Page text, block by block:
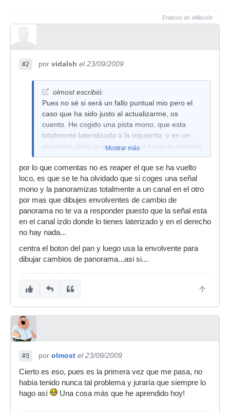
Enlaces de afiliación
#2 por vidalsh el 23/09/2009
olmost escribió:
Pues no sé si será un fallo puntual mio pero el
caso que ha sido justo al actualizarme, os
cuento. He cogido una pista mono, que esta
totalmente lateralizada a la izquierda, y en un
momento dado quiero que vaya hacia la derecha
progresivamente, pues bien doy a la
automatización y selecciono el pan y la armo, y
pongo el modo read. Dibujo mi automatización, y
cuando escucho la señal no pasa al canal
derecho, simplemente va faltando potencia del
canal izquierdo.
La cuestión es que si cojo el botón de pan y lo
muevo sin hacer automatización no pasa eso.
Está loco mi Reaper?
Mostrar más
por lo que comentas no es reaper el que se ha vuelto
loco, es que se te ha olvidado que si coges una señal
mono y la panoramizas totalmente a un canal en el otro
por mas que dibujes envolventes de cambio de
panorama no te va a responder puesto que la señal esta
en el canal izdo donde lo tienes laterizado y en el derecho
no hay nada...
centra el boton del pan y luego usa la envolvente para
dibujar cambios de panorama...asi si...
#3 por olmost el 23/09/2009
Cierto es eso, pues es la primera vez que me pasa, no
había tenido nunca tal problema y juraría que siempre lo
hago así
Una cosa más que he aprendido hoy!